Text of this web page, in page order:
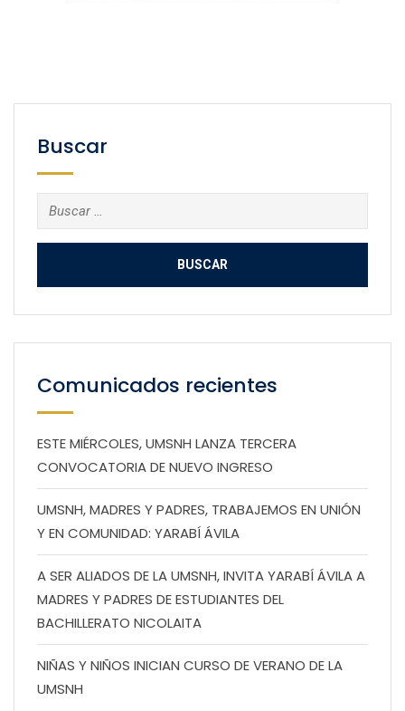
Buscar
Buscar:
Comunicados recientes
ESTE MIÉRCOLES, UMSNH LANZA TERCERA
CONVOCATORIA DE NUEVO INGRESO
UMSNH, MADRES Y PADRES, TRABAJEMOS EN UNIÓN
Y EN COMUNIDAD: YARABÍ ÁVILA
A SER ALIADOS DE LA UMSNH, INVITA YARABÍ ÁVILA A
MADRES Y PADRES DE ESTUDIANTES DEL
BACHILLERATO NICOLAITA
NIÑAS Y NIÑOS INICIAN CURSO DE VERANO DE LA
UMSNH